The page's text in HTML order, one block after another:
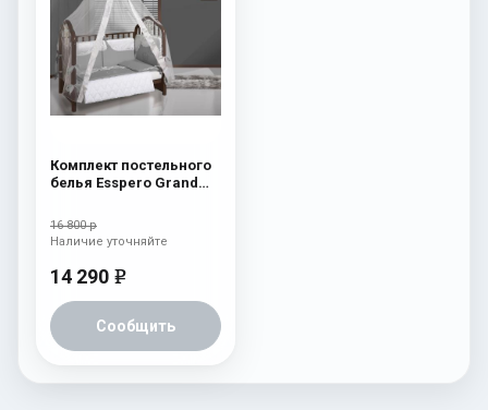
Комплект постельного
белья Esspero Grand
16 800 р
14 290 e
Сообщить
Наличие уточняйте